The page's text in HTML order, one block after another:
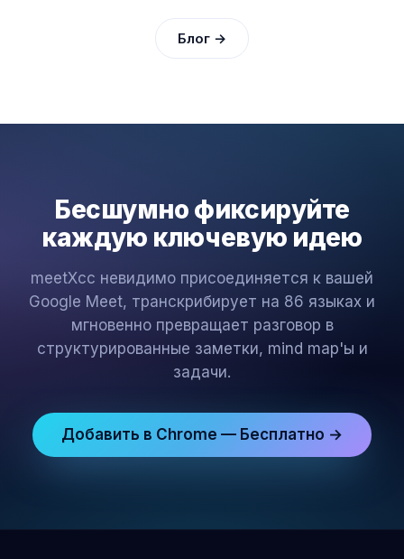
Блог →
Бесшумно фиксируйте
каждую ключевую идею
meetXcc невидимо присоединяется к вашей
Google Meet, транскрибирует на 86 языках и
мгновенно превращает разговор в
структурированные заметки, mind map'ы и
задачи.
Добавить в Chrome — Бесплатно →